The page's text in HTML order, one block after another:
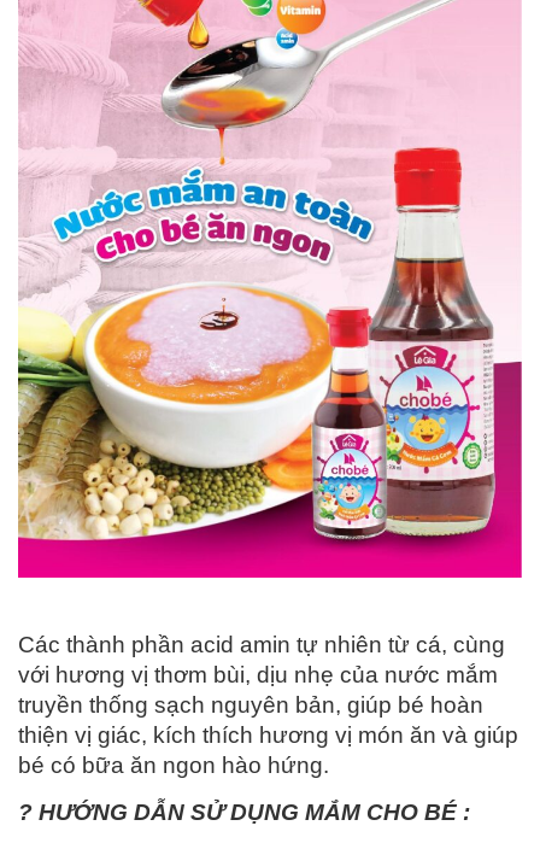
Các thành phần acid amin tự nhiên từ cá, cùng
với hương vị thơm bùi, dịu nhẹ của nước mắm
truyền thống sạch nguyên bản, giúp bé hoàn
thiện vị giác, kích thích hương vị món ăn và giúp
bé có bữa ăn ngon hào hứng.
? HƯỚNG DẪN SỬ DỤNG MẮM CHO BÉ :